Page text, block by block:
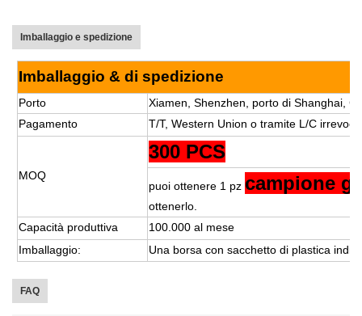
Imballaggio e spedizione
Imballaggio & di spedizione
Porto
Xiamen, Shenzhen, porto di Shanghai,
Pagamento
T/T, Western Union o tramite L/C
MOQ
300 PCS
puoi ottenere 1 pz campione
ottenerlo.
Capacità produttiva
100.000 al mese
Imballaggio:
Una borsa con sacchetto di plastica
FAQ